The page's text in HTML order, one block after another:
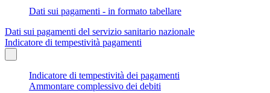
Dati sui pagamenti - in formato tabellare
Dati sui pagamenti del servizio sanitario nazionale
Indicatore di tempestività pagamenti
Indicatore di tempestività dei pagamenti
Ammontare complessivo dei debiti